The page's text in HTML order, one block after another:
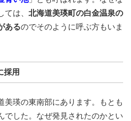
は、 北海道美瑛町の白金温泉の
あるのでそのように呼ぶ方もいま
採用
美瑛の東南部にあります。もとも
でした。なぜ発見されたのかとい